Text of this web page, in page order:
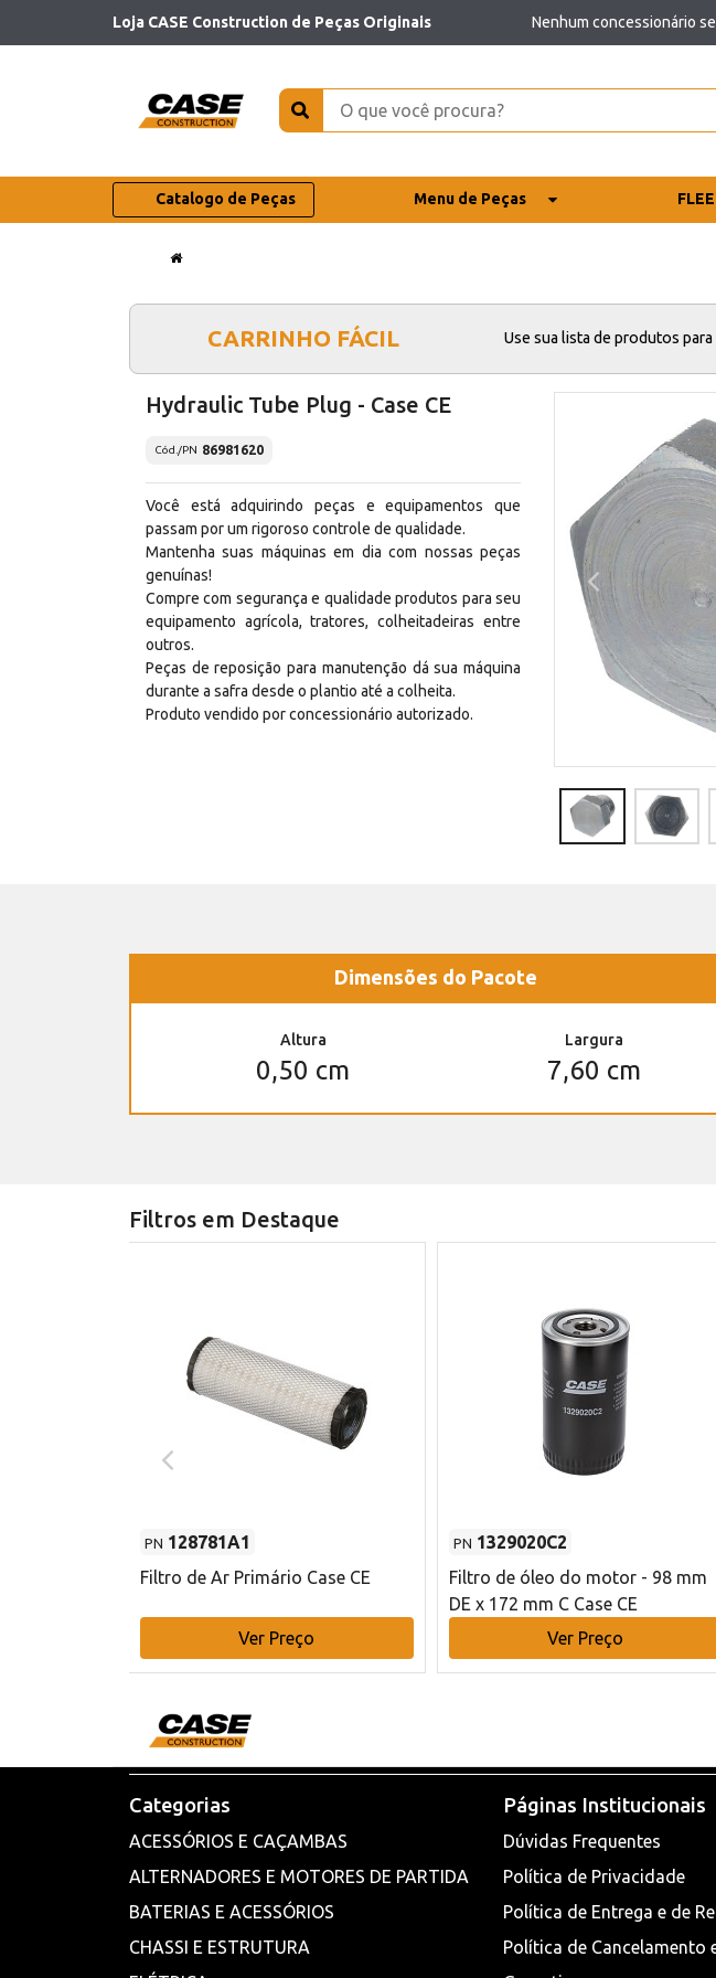
Loja CASE Construction de Peças Originais Nenhum concessionário
Catalogo de Peças Menu de Peças
CARRINHO FÁCIL Use sua lista de produtos
Hydraulic Tube Plug - Case CE
Cód./PN 86981620
Você está adquirindo peças e equipamentos que
passam por um rigoroso controle de qualidade.
Mantenha suas máquinas em dia com nossas peças
genuínas!
Compre com segurança e qualidade produtos para seu
equipamento agrícola, tratores, colheitadeiras entre
outros.
Peças de reposição para manutenção dá sua máquina
durante a safra desde o plantio até a colheita.
Produto vendido por concessionário autorizado.
Dimensões do Pacote
Altura
0,50 cm
Largura
7,60 cm
Filtros em Destaque
PN 128781A1
Filtro de Ar Primário Case CE
Ver Preço
PN 1329020C2
Filtro de óleo do motor - 98 mm
DE x 172 mm C Case CE
Ver Preço
Categorias
ACESSÓRIOS E CAÇAMBAS
ALTERNADORES E MOTORES DE PARTIDA
BATERIAS E ACESSÓRIOS
CHASSI E ESTRUTURA
Páginas Institucionais
Dúvidas Frequentes
Política de Privacidade
Política de Entrega e de
Política de Cancelamento